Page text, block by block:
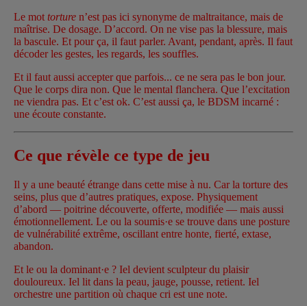
Le mot torture n’est pas ici synonyme de maltraitance, mais de
maîtrise. De dosage. D’accord. On ne vise pas la blessure, mais
la bascule. Et pour ça, il faut parler. Avant, pendant, après. Il faut
décoder les gestes, les regards, les souffles.
Et il faut aussi accepter que parfois... ce ne sera pas le bon jour.
Que le corps dira non. Que le mental flanchera. Que l’excitation
ne viendra pas. Et c’est ok. C’est aussi ça, le BDSM incarné :
une écoute constante.
Ce que révèle ce type de jeu
Il y a une beauté étrange dans cette mise à nu. Car la torture des
seins, plus que d’autres pratiques, expose. Physiquement
d’abord — poitrine découverte, offerte, modifiée — mais aussi
émotionnellement. Le ou la soumis·e se trouve dans une posture
de vulnérabilité extrême, oscillant entre honte, fierté, extase,
abandon.
Et le ou la dominant·e ? Iel devient sculpteur du plaisir
douloureux. Iel lit dans la peau, jauge, pousse, retient. Iel
orchestre une partition où chaque cri est une note.